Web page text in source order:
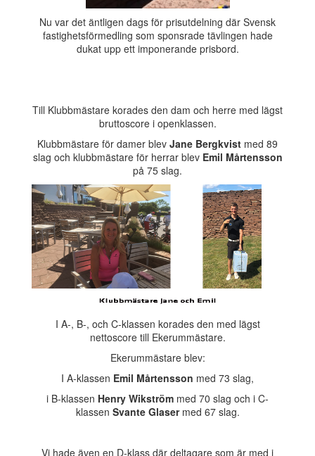
Nu var det äntligen dags för prisutdelning där Svensk
fastighetsförmedling som sponsrade tävlingen hade
dukat upp ett imponerande prisbord.
Till Klubbmästare korades den dam och herre med lägst
bruttoscore i openklassen.
Klubbmästare för damer blev Jane Bergkvist med 89
slag och klubbmästare för herrar blev Emil Mårtensson
på 75 slag.
I A-, B-, och C-klassen korades den med lägst
nettoscore till Ekerummästare.
Ekerummästare blev:
I A-klassen Emil Mårtensson med 73 slag,
i B-klassen Henry Wikström med 70 slag och i C-
klassen Svante Glasermed 67 slag.
Vi hade även en D-klass där deltagare som är med i